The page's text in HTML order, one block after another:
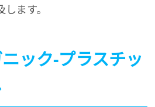
ます。
ック-プラスチッ